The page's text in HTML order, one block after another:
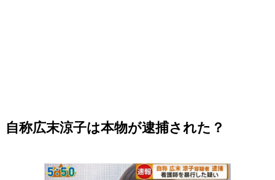
自称広末涼子は本物が逮捕された？